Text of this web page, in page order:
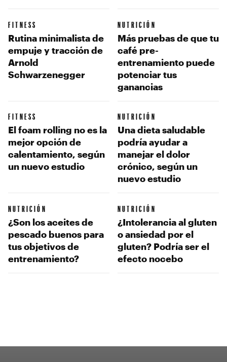
FITNESS
Rutina minimalista de
empuje y tracción de
Arnold
Schwarzenegger
NUTRICIÓN
Más pruebas de que tu
café pre-
entrenamiento puede
potenciar tus
ganancias
FITNESS
El foam rolling no es la
mejor opción de
calentamiento, según
un nuevo estudio
NUTRICIÓN
Una dieta saludable
podría ayudar a
manejar el dolor
crónico, según un
nuevo estudio
NUTRICIÓN
¿Son los aceites de
pescado buenos para
tus objetivos de
entrenamiento?
NUTRICIÓN
¿Intolerancia al gluten
o ansiedad por el
gluten? Podría ser el
efecto nocebo